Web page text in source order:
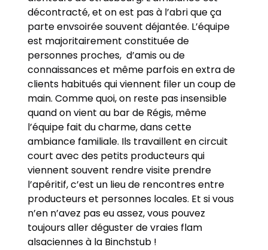
décontracté, et on est pas à l’abri que ça
parte envsoirée souvent déjantée. L’équipe
est majoritairement constituée de
personnes proches, d’amis ou de
connaissances et même parfois en extra de
clients habitués qui viennent filer un coup de
main. Comme quoi, on reste pas insensible
quand on vient au bar de Régis, même
l’équipe fait du charme, dans cette
ambiance familiale. Ils travaillent en circuit
court avec des petits producteurs qui
viennent souvent rendre visite prendre
l’apéritif, c’est un lieu de rencontres entre
producteurs et personnes locales. Et si vous
n’en n’avez pas eu assez, vous pouvez
toujours aller déguster de vraies flam
alsaciennes à la Binchstub !